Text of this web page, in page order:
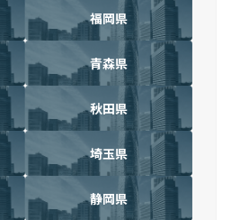
福岡県
青森県
秋田県
埼玉県
静岡県